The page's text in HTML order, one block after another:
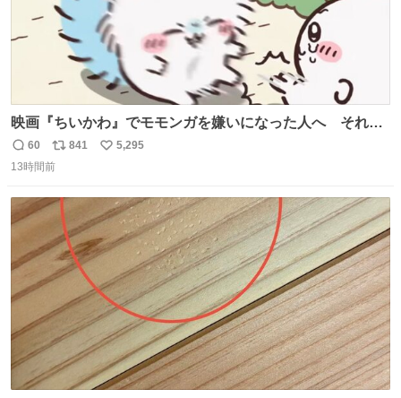
映画『ちいかわ』でモモンガを嫌いになった人へ それで
も愛される理由と可能性 kai-you.net/article/96186 『映画
ちいかわ 人魚の島のひみつ』を3回観て、原作も追ってい
す。ちいかわ初心者向けです🖊
返
信
60
リ
ポ
ト
数
841
い
数
5,295
13時間前